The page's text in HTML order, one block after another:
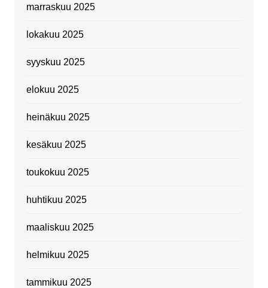
marraskuu 2025
lokakuu 2025
syyskuu 2025
elokuu 2025
heinäkuu 2025
kesäkuu 2025
toukokuu 2025
huhtikuu 2025
maaliskuu 2025
helmikuu 2025
tammikuu 2025